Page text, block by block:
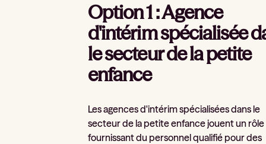
Option 1 : Agence
d'intérim spécialisée
le secteur de la petite
enfance
Les agences d'intérim spécialisées dans le
secteur de la petite enfance jouent un rôle
fournissant du personnel qualifié pour des